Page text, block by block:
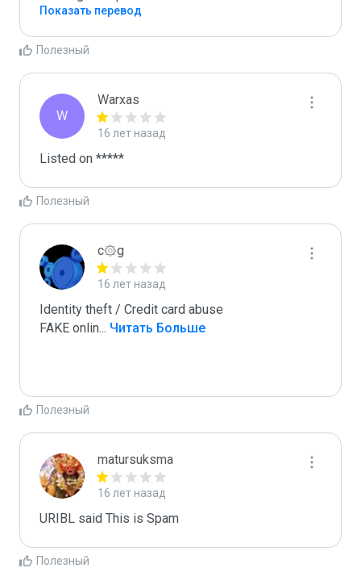
Показать перевод
Полезный
W
Warxas
16 лет назад
Listed on *****
Полезный
c۞g
16 лет назад
Identity theft / Credit card abuse
FAKE onlin... Читать Больше
Полезный
matursuksma
16 лет назад
URIBL said This is Spam
Полезный